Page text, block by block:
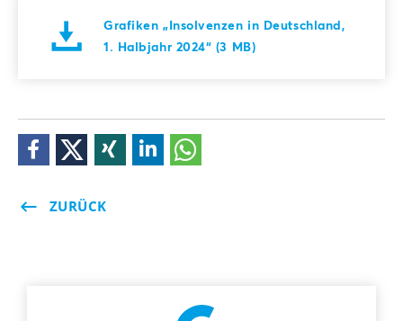
Grafiken „Insolvenzen in Deutschland,
1. Halbjahr 2024“ (3 MB)
ZURÜCK